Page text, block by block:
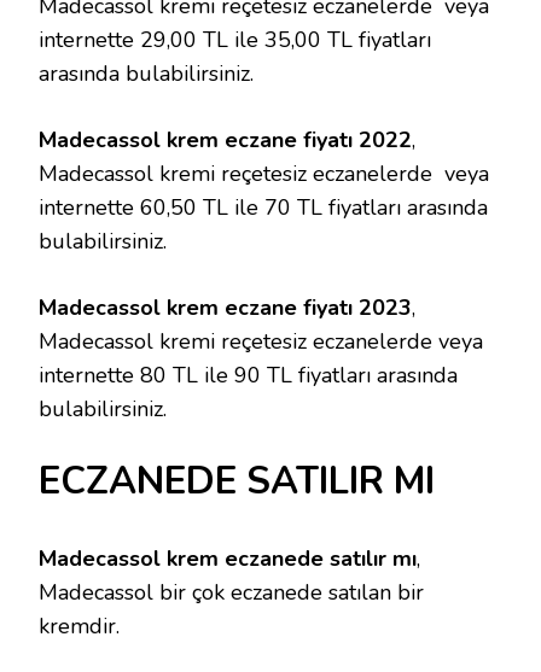
Madecassol kremi reçetesiz eczanelerde veya
internette 29,00 TL ile 35,00 TL fiyatları
arasında bulabilirsiniz.
Madecassol krem eczane fiyatı 2022,
Madecassol kremi reçetesiz eczanelerde veya
internette 60,50 TL ile 70 TL fiyatları arasında
bulabilirsiniz.
Madecassol krem eczane fiyatı 2023,
Madecassol kremi reçetesiz eczanelerde veya
internette 80 TL ile 90 TL fiyatları arasında
bulabilirsiniz.
ECZANEDE SATILIR MI
Madecassol krem eczanede satılır mı,
Madecassol bir çok eczanede satılan bir
kremdir.